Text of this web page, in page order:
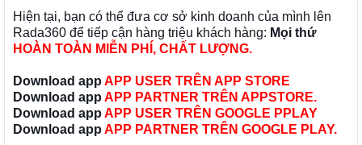
Hiện tại, bạn có thể đưa cơ sở kinh doanh của mình lên
Rada360 để tiếp cận hàng triệu khách hàng: Mọi thứ
HOÀN TOÀN MIỄN PHÍ, CHẤT LƯỢNG.
Download app APP USER TRÊN APP STORE
Download app APP PARTNER TRÊN APPSTORE.
Download app APP USER TRÊN GOOGLE PPLAY
Download app APP PARTNER TRÊN GOOGLE PLAY.